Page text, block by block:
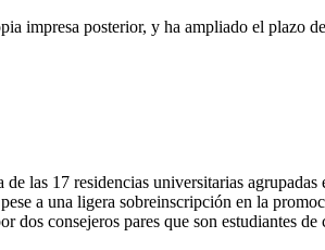
impresa posterior, y ha ampliado el plazo
las 17 residencias universitarias
a una ligera sobreinscripción en la
consejeros pares que son estudiantes de